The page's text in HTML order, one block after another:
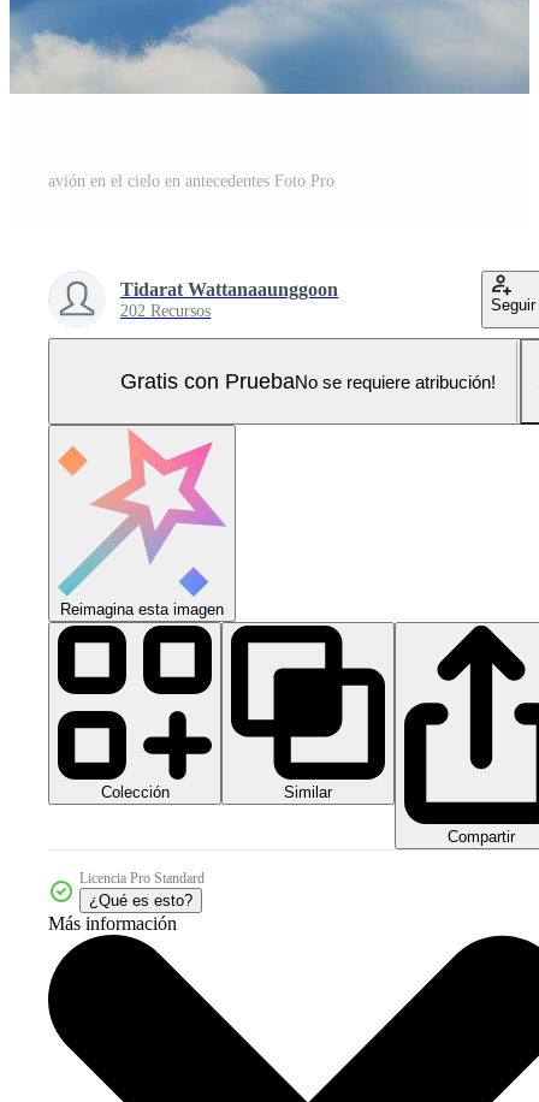
avión en el cielo en antecedentes Foto Pro
Tidarat Wattanaaunggoon
202 Recursos Seguir
Gratis con PruebaNo se requiere atribución!
Reimagina esta imagen
Colección Similar
Compartir
Licencia Pro Standard
¿Qué es esto?
Más información